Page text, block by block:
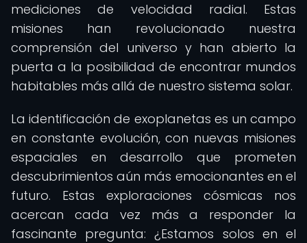
mediciones de velocidad radial. Estas
misiones han revolucionado nuestra
comprensión del universo y han abierto la
puerta a la posibilidad de encontrar mundos
habitables más allá de nuestro sistema solar.
La identificación de exoplanetas es un campo
en constante evolución, con nuevas misiones
espaciales en desarrollo que prometen
descubrimientos aún más emocionantes en el
futuro. Estas exploraciones cósmicas nos
acercan cada vez más a responder la
fascinante pregunta: ¿Estamos solos en el